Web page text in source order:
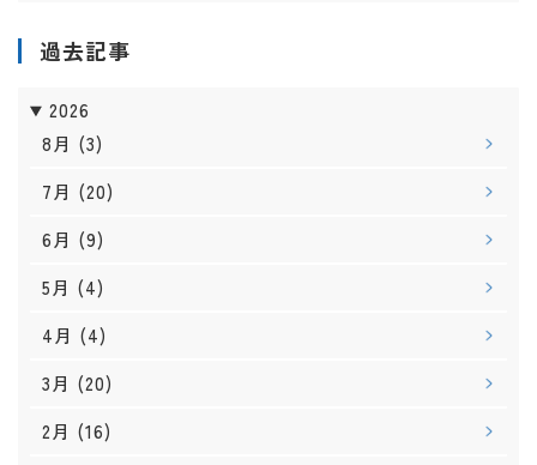
過去記事
2026
8月 (3)
7月 (20)
6月 (9)
5月 (4)
4月 (4)
3月 (20)
2月 (16)